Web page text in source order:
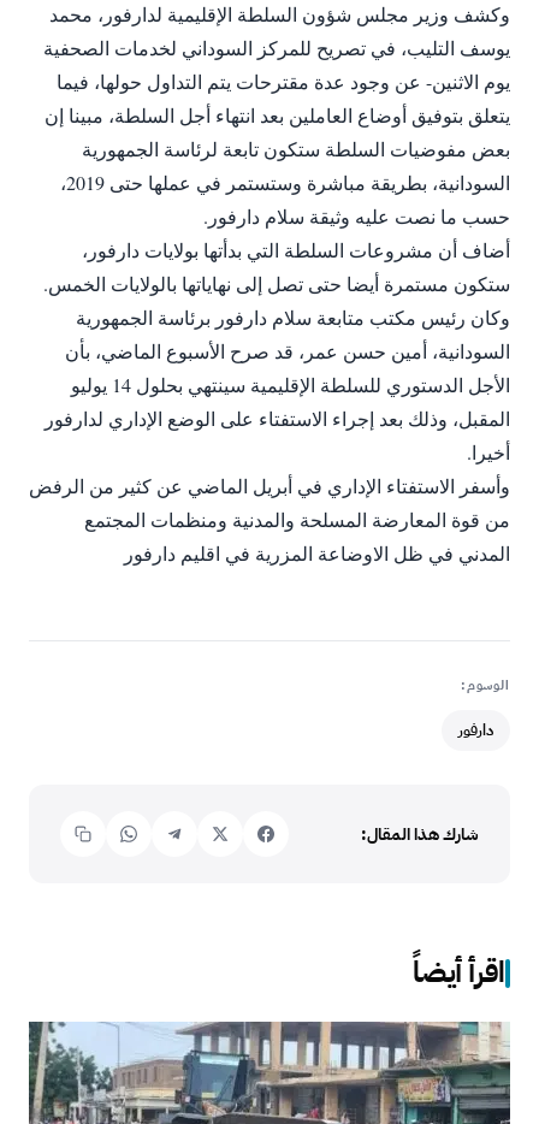
وكشف وزير مجلس شؤون السلطة الإقليمية لدارفور، محمد
يوسف التليب، في تصريح للمركز السوداني لخدمات الصحفية
يوم الاثنين- عن وجود عدة مقترحات يتم التداول حولها، فيما
يتعلق بتوفيق أوضاع العاملين بعد انتهاء أجل السلطة، مبينا إن
بعض مفوضيات السلطة ستكون تابعة لرئاسة الجمهورية
السودانية، بطريقة مباشرة وستستمر في عملها حتى 2019،
حسب ما نصت عليه وثيقة سلام دارفور.
أضاف أن مشروعات السلطة التي بدأتها بولايات دارفور،
ستكون مستمرة أيضا حتى تصل إلى نهاياتها بالولايات الخمس.
وكان رئيس مكتب متابعة سلام دارفور برئاسة الجمهورية
السودانية، أمين حسن عمر، قد صرح الأسبوع الماضي، بأن
الأجل الدستوري للسلطة الإقليمية سينتهي بحلول 14 يوليو
المقبل، وذلك بعد إجراء الاستفتاء على الوضع الإداري لدارفور
أخيرا.
وأسفر الاستفتاء الإداري في أبريل الماضي عن كثير من الرفض
من قوة المعارضة المسلحة والمدنية ومنظمات المجتمع
المدني في ظل الاوضاعة المزرية في اقليم دارفور
الوسوم:
دارفور
شارك هذا المقال:
اقرأ أيضاً